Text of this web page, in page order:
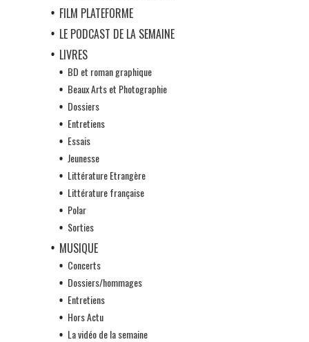
FILM PLATEFORME
LE PODCAST DE LA SEMAINE
LIVRES
BD et roman graphique
Beaux Arts et Photographie
Dossiers
Entretiens
Essais
Jeunesse
Littérature Etrangère
Littérature française
Polar
Sorties
MUSIQUE
Concerts
Dossiers/hommages
Entretiens
Hors Actu
La vidéo de la semaine